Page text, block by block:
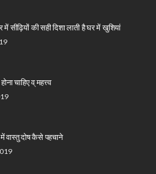
सीढ़ियों की सही दिशा लाती है घर में खुशियां
चाहिए व् महत्त्व
वास्तु दोष कैसे पहचाने